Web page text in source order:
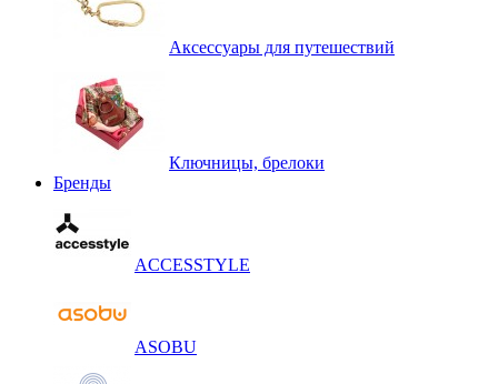
Аксессуары для путешествий
Ключницы, брелоки
Бренды
ACCESSTYLE
ASOBU